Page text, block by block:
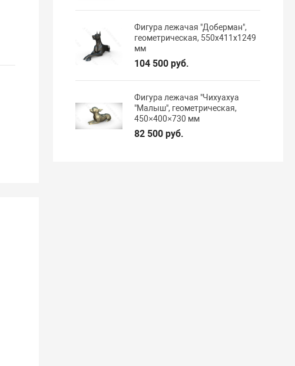
Фигура лежачая "Доберман",
геометрическая, 550х411х1249
мм
104 500 руб.
Фигура лежачая "Чихуахуа
"Малыш", геометрическая,
450×400×730 мм
82 500 руб.